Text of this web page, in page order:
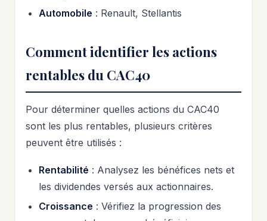
Automobile : Renault, Stellantis
Comment identifier les actions
rentables du CAC40
Pour déterminer quelles actions du CAC40
sont les plus rentables, plusieurs critères
peuvent être utilisés :
Rentabilité : Analysez les bénéfices nets et
les dividendes versés aux actionnaires.
Croissance : Vérifiez la progression des